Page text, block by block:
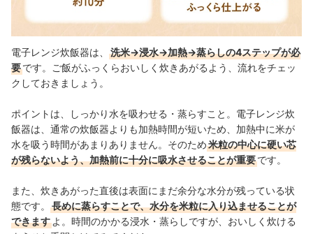
電子レンジ炊飯器は、
洗米→浸水→加熱→蒸らしの4ステップが必
要です。ご飯がふっくらおいしく炊きあがるよう、流れをチェッ
クしておきましょう。
ポイントは、しっかり水を吸わせる・蒸らすこと。電子レンジ炊
飯器は、通常の炊飯器よりも加熱時間が短いため、加熱中に米が
水を吸う時間があまりありません。そのため米粒の中心に硬い芯
が残らないよう、加熱前に十分に吸水させることが重要です。
また、炊きあがった直後は表面にまだ余分な水分が残っている状
態です。
長めに蒸らすことで、水分を米粒に入り込ませることが
できます よ。時間のかかる浸水・蒸らしですが、おいしく炊ける